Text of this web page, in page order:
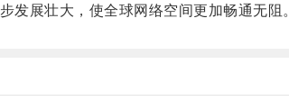
展壮大，使全球网络空间更加畅通无阻